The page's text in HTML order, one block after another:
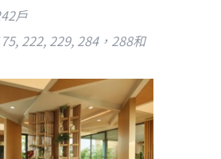
戶
222, 229, 284，288和